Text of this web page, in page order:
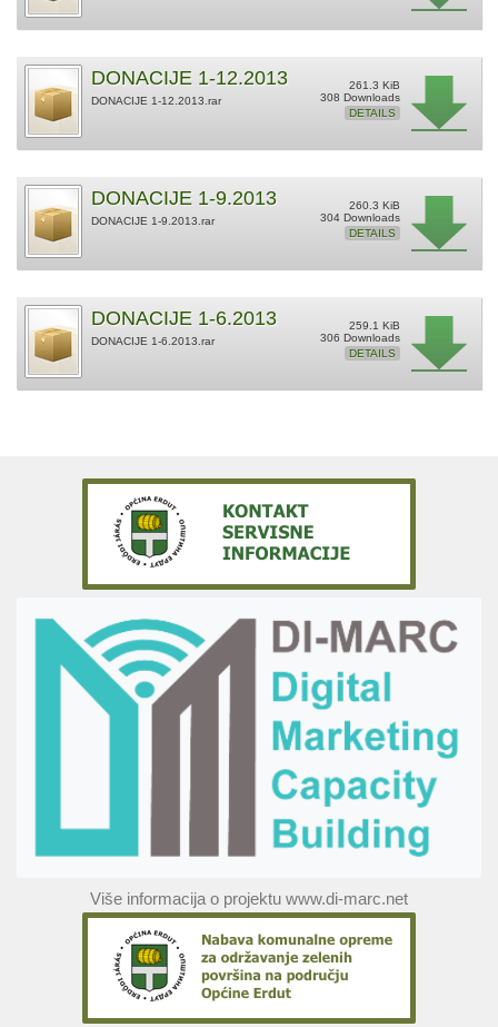
DONACIJE 1-12.2013
DONACIJE 1-12.2013.rar
261.3 KiB
308 Downloads
DETAILS
DONACIJE 1-9.2013
DONACIJE 1-9.2013.rar
260.3 KiB
304 Downloads
DETAILS
DONACIJE 1-6.2013
DONACIJE 1-6.2013.rar
259.1 KiB
306 Downloads
DETAILS
Više informacija o projektu www.di-marc.net